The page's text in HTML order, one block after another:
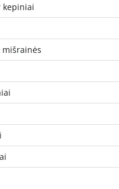
kepiniai
mišrainės